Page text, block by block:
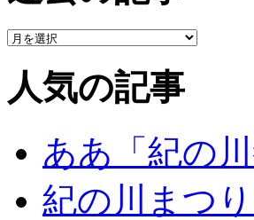
人気の記事
ああ「紀の
紀の川まつ